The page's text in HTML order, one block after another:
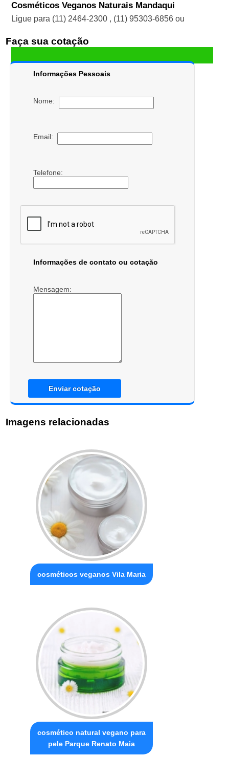
Cosméticos Veganos Naturais Mandaqui
Ligue para (11) 2464-2300 , (11) 95303-6856 ou
Faça sua cotação
Informações Pessoais
Nome:
Email:
Telefone:
Informações de contato ou cotação
Mensagem:
Enviar cotação
Imagens relacionadas
cosméticos veganos Vila Maria
cosmético natural vegano para
pele Parque Renato Maia